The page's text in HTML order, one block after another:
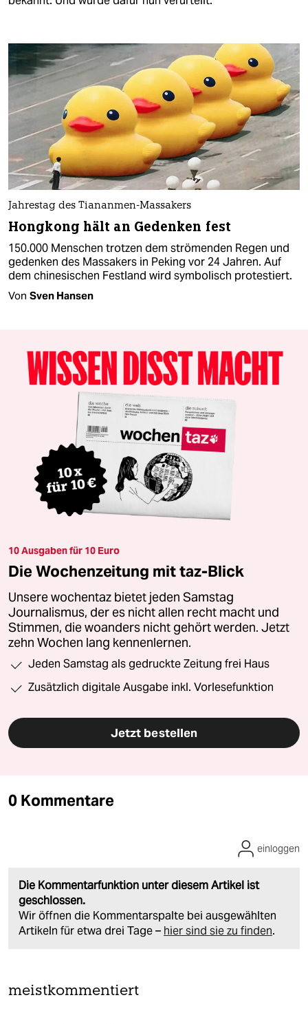
Jahrestag des Tiananmen-Massakers
Hongkong hält an Gedenken fest
150.000 Menschen trotzen dem strömenden Regen und
gedenken des Massakers in Peking vor 24 Jahren. Auf
dem chinesischen Festland wird symbolisch protestiert.
Von Sven Hansen
10 Ausgaben für 10 Euro
Die Wochenzeitung mit taz-Blick
Unsere wochentaz bietet jeden Samstag
Journalismus, der es nicht allen recht macht und
Stimmen, die woanders nicht gehört werden. Jetzt
zehn Wochen lang kennenlernen.
Jeden Samstag als gedruckte Zeitung frei Haus
Zusätzlich digitale Ausgabe inkl. Vorlesefunktion
Jetzt bestellen
0 Kommentare
Die Kommentarfunktion unter diesem Artikel ist
geschlossen.
Wir öffnen die Kommentarspalte bei ausgewählten
Artikeln für etwa drei Tage – hier sind sie zu finden.
einloggen
meistkommentiert